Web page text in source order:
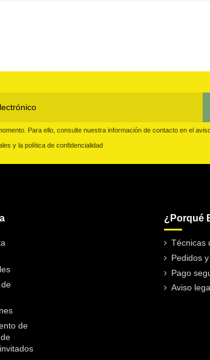
Para ello, consulte nuestra información de contacto en el
y la política de confidencialidad
de
¿Porqué
Técnicas
Pedidos
Pago
Aviso